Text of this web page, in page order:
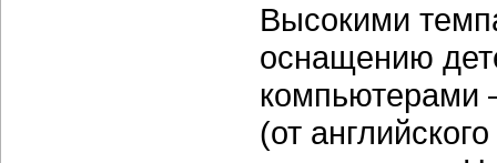
Высокими
оснащению
компьютерами
(от